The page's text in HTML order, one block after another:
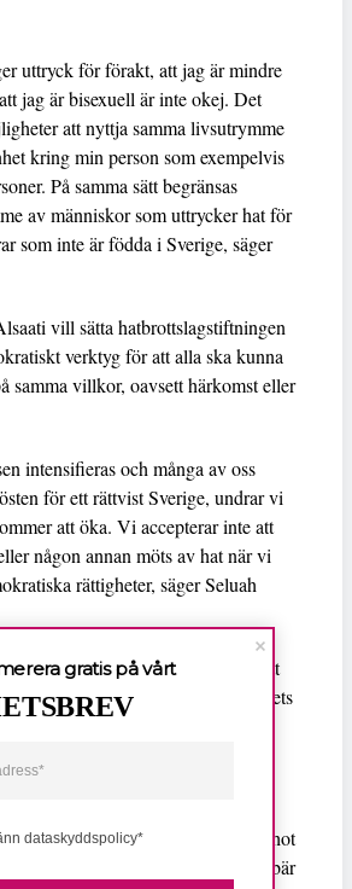
uttryck för förakt, att jag är mindre
jag är bisexuell är inte okej. Det
att nyttja samma livsutrymme
kring min person som exempelvis
På samma sätt begränsas
av människor som uttrycker hat för
som inte är födda i Sverige, säger
vill sätta hatbrottslagstiftningen
verktyg för att alla ska kunna
samma villkor, oavsett härkomst eller
intensifieras och många av oss
för ett rättvist Sverige, undrar vi
att öka. Vi accepterar inte att
någon annan möts av hat när vi
rättigheter, säger Seluah
att polisen och Säpos arbete för att
genom att bekämpa hatbrott och hets
bland annat lagt fram följande
och hjälpa den som utsätts för hot
på nätet, vilket bland annat innebär
dataskyddspolicy*
gratis på vårt